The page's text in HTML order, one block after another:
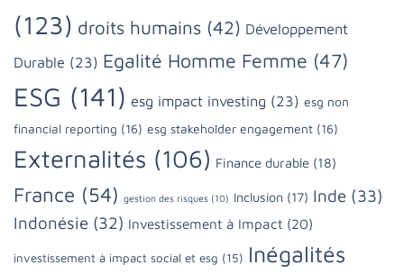
(123) droits humains (42) Développement
Durable (23) Egalité Homme Femme (47)
ESG (141) esg impact investing (23) esg non
financial reporting (16) esg stakeholder engagement (16)
Externalités (106) Finance durable (18)
France (54) gestion des risques (10) Inclusion (17) Inde (33)
Indonésie (32) Investissement à Impact (20)
investissement à impact social et esg (15) Inégalités